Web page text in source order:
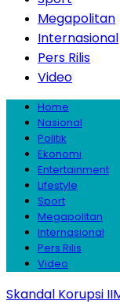
Megapolitan
Internasional
Pers Rilis
Video
Home
Nasional
Politik
Ekonomi
Entertainment
Lifestyle
Sport
Megapolitan
Internasional
Pers Rilis
Video
Skandal Korupsi